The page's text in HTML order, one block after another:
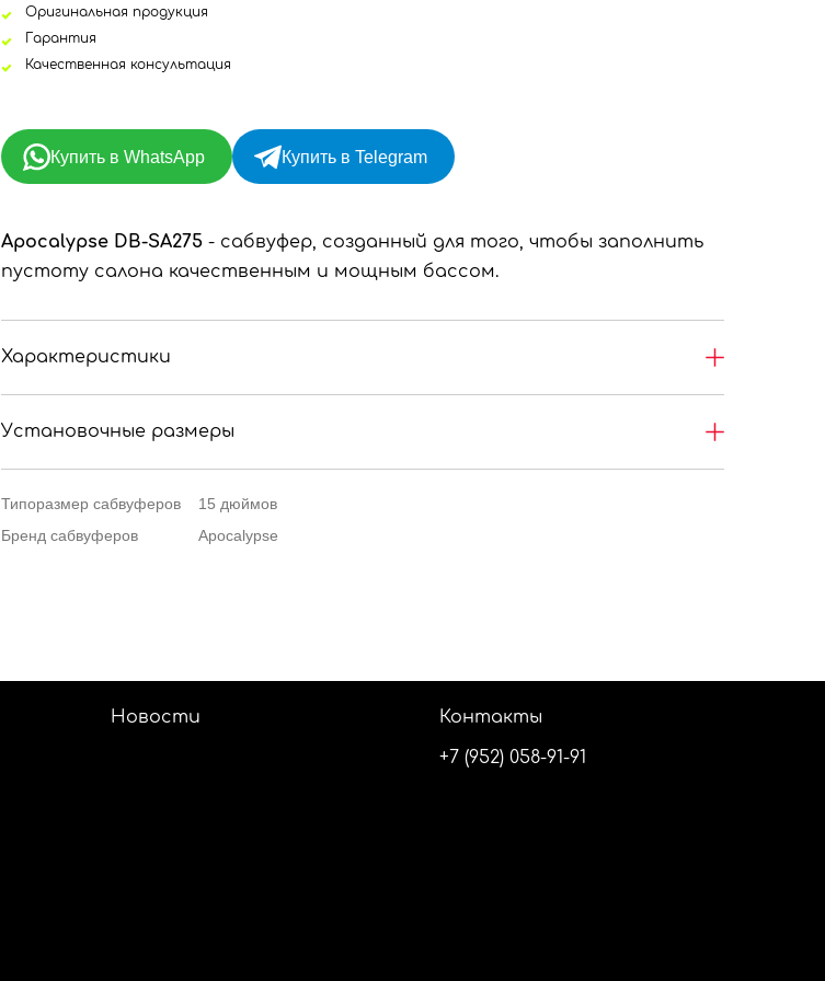
Оригинальная продукция
Гарантия
Качественная консультация
Купить в WhatsApp Купить в Telegram
Apocalypse DB-SA275 - сабвуфер, созданный для того, чтобы заполнить
пустоту салона качественным и мощным бассом.
Характеристики
Установочные размеры
Типоразмер сабвуферов
15 дюймов
Бренд сабвуферов
Apocalypse
Новости Контакты
+7 (952) 058-91-91